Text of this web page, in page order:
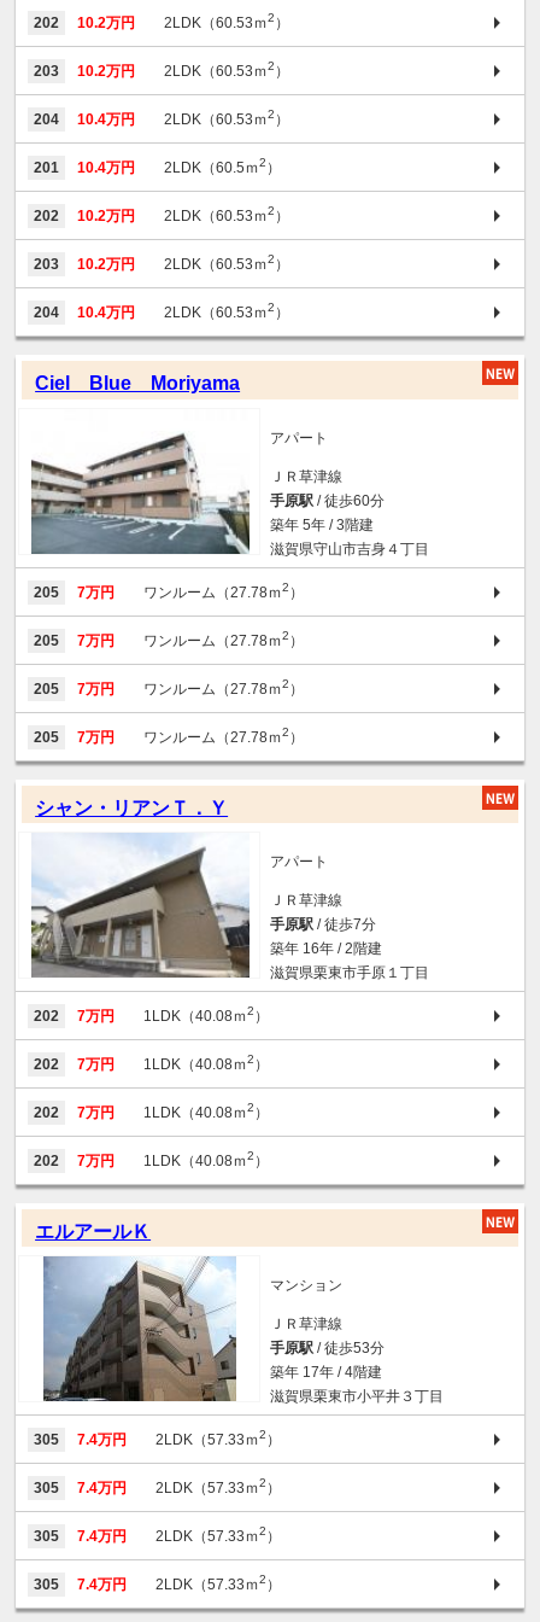
202 10.2万円 2LDK（60.53ｍ2 ）
203 10.2万円 2LDK（60.53ｍ2 ）
204 10.4万円 2LDK（60.53ｍ2 ）
201 10.4万円 2LDK（60.5ｍ2 ）
202 10.2万円 2LDK（60.53ｍ2 ）
203 10.2万円 2LDK（60.53ｍ2 ）
204 10.4万円 2LDK（60.53ｍ2 ）
Ciel Blue Moriyama
アパート
ＪＲ草津線
手原駅 / 徒歩60分
築年 5年 / 3階建
滋賀県守山市吉身４丁目
205 7万円 ワンルーム（27.78ｍ2 ）
205 7万円 ワンルーム（27.78ｍ2 ）
205 7万円 ワンルーム（27.78ｍ2 ）
205 7万円 ワンルーム（27.78ｍ2 ）
シャン・リアンＴ．Ｙ
アパート
ＪＲ草津線
手原駅 / 徒歩7分
築年 16年 / 2階建
滋賀県栗東市手原１丁目
202 7万円 1LDK（40.08ｍ2 ）
202 7万円 1LDK（40.08ｍ2 ）
202 7万円 1LDK（40.08ｍ2 ）
202 7万円 1LDK（40.08ｍ2 ）
エルアールＫ
マンション
ＪＲ草津線
手原駅 / 徒歩53分
築年 17年 / 4階建
滋賀県栗東市小平井３丁目
305 7.4万円 2LDK（57.33ｍ2 ）
305 7.4万円 2LDK（57.33ｍ2 ）
305 7.4万円 2LDK（57.33ｍ2 ）
305 7.4万円 2LDK（57.33ｍ2 ）